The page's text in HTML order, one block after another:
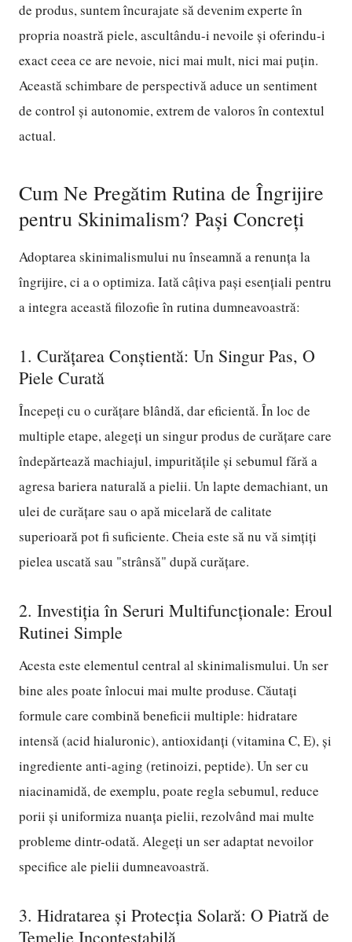
de produs, suntem încurajate să devenim experte în
propria noastră piele, ascultându-i nevoile și oferindu-i
exact ceea ce are nevoie, nici mai mult, nici mai puțin.
Această schimbare de perspectivă aduce un sentiment
de control și autonomie, extrem de valoros în contextul
actual.
Cum Ne Pregătim Rutina de Îngrijire
pentru Skinimalism? Pași Concreți
Adoptarea skinimalismului nu înseamnă a renunța la
îngrijire, ci a o optimiza. Iată câțiva pași esențiali pentru
a integra această filozofie în rutina dumneavoastră:
1. Curățarea Conștientă: Un Singur Pas, O
Piele Curată
Începeți cu o curățare blândă, dar eficientă. În loc de
multiple etape, alegeți un singur produs de curățare care
îndepărtează machiajul, impuritățile și sebumul fără a
agresa bariera naturală a pielii. Un lapte demachiant, un
ulei de curățare sau o apă micelară de calitate
superioară pot fi suficiente. Cheia este să nu vă simțiți
pielea uscată sau "strânsă" după curățare.
2. Investiția în Seruri Multifuncționale: Eroul
Rutinei Simple
Acesta este elementul central al skinimalismului. Un ser
bine ales poate înlocui mai multe produse. Căutați
formule care combină beneficii multiple: hidratare
intensă (acid hialuronic), antioxidanți (vitamina C, E), și
ingrediente anti-aging (retinoizi, peptide). Un ser cu
niacinamidă, de exemplu, poate regla sebumul, reduce
porii și uniformiza nuanța pielii, rezolvând mai multe
probleme dintr-odată. Alegeți un ser adaptat nevoilor
specifice ale pielii dumneavoastră.
3. Hidratarea și Protecția Solară: O Piatră de
Temelie Incontestabilă